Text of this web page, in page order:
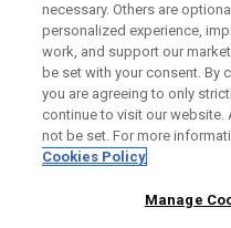
necessary. Others are
personalized experience,
work, and support our
be set with your consent. By
you are agreeing to only
continue to visit our website.
not be set. For more
Cookies Policy
Manage